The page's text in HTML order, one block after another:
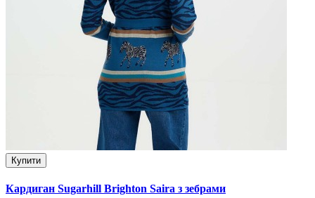
Купити
Кардиган Sugarhill Brighton Saira з зебрами